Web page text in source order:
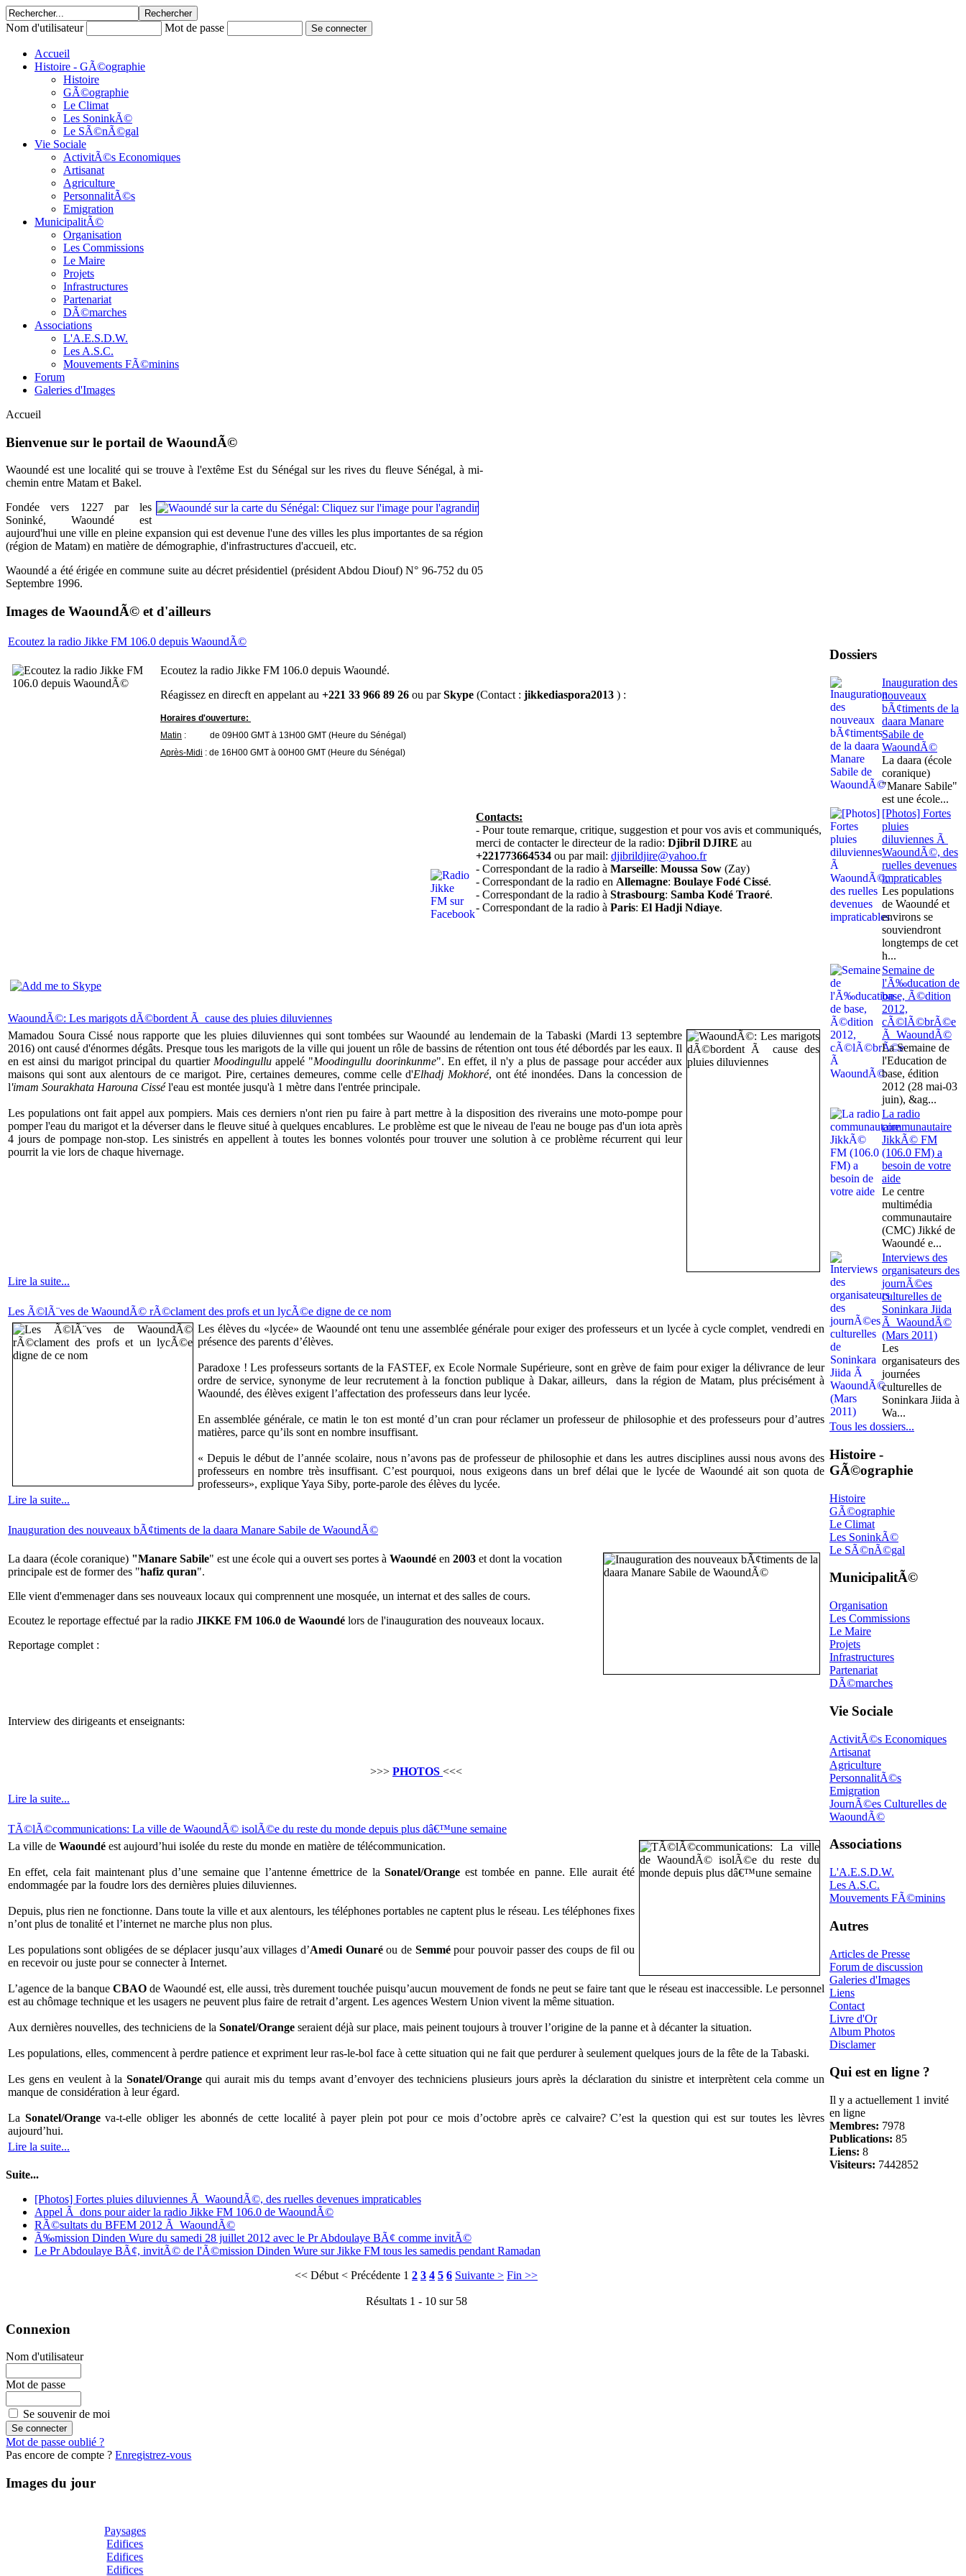
Nom d'utilisateur Mot de passe
Accueil
Histoire - GÃ©ographie
Histoire
GÃ©ographie
Le Climat
Les SoninkÃ©
Le SÃ©nÃ©gal
Vie Sociale
ActivitÃ©s Economiques
Artisanat
Agriculture
PersonnalitÃ©s
Emigration
MunicipalitÃ©
Organisation
Les Commissions
Le Maire
Projets
Infrastructures
Partenariat
DÃ©marches
Associations
L'A.E.S.D.W.
Les A.S.C.
Mouvements FÃ©minins
Forum
Galeries d'Images
Accueil
Bienvenue sur le portail de WaoundÃ©
Waoundé est une localité qui se trouve à l'extême Est du Sénégal sur les rives du fleuve Sénégal, à mi-
chemin entre Matam et Bakel.
Fondée vers 1227 par les
Soninké, Waoundé est
aujourd'hui une ville en pleine expansion qui est devenue l'une des villes les plus importantes de sa région
(région de Matam) en matière de démographie, d'infrastructures d'accueil, etc.
Waoundé a été érigée en commune suite au décret présidentiel (président Abdou Diouf) N° 96-752 du 05
Septembre 1996.
Images de WaoundÃ© et d'ailleurs
Ecoutez la radio Jikke FM 106.0 depuis WaoundÃ©
Ecoutez la radio Jikke FM 106.0 depuis Waoundé.
Réagissez en direcft en appelant au +221 33 966 89 26 ou parSkype (Contact : jikkediaspora2013 ) :
Horaires d'ouverture:
Matin : de 09H00 GMT à 13H00 GMT (Heure du Sénégal)
Après-Midi : de 16H00 GMT à 00H00 GMT (Heure du Sénégal)
Contacts:
- Pour toute remarque, critique, suggestion et pour vos avis et communiqués,
merci de contacter le directeur de la radio: Djibril DJIRE au
+221773664534 ou par mail: djibrildjire@yahoo.fr
- Correspondant de la radio à Marseille: Moussa Sow (Zay)
- Correspondant de la radio en Allemagne: Boulaye Fodé Cissé.
- Correspondant de la radio à Strasbourg: Samba Kodé Traoré.
- Correspondant de la radio à Paris: El Hadji Ndiaye.
WaoundÃ©: Les marigots dÃ©bordent Ã cause des pluies diluviennes
Mamadou Soura Cissé nous rapporte que les pluies diluviennes qui sont tombées sur Waoundé au lendemain de la Tabaski (Mardi 13 septembre
2016) ont causé d'énormes dégâts. Presque tous les marigots de la ville qui jouent un rôle de bassins de rétention ont tous été débordés par les eaux. Il
en est ainsi du marigot principal du quartier Moodingulluappelé "Moodingullu doorinkunme". En effet, il n'y a plus de passage pour accéder aux
maisons qui sont aux alentours de ce marigot. Pire, certaines demeures, comme celle d'Elhadj Mokhoré, ont été inondées. Dans la concession de
l'imam Sourakhata Harouna Cissél'eau est montée jusqu'à 1 mètre dans l'entrée principale.
Les populations ont fait appel aux pompiers. Mais ces derniers n'ont rien pu faire à part mettre à la disposition des riverains une moto-pompe pour
pomper l'eau du marigot et la déverser dans le fleuve situé à quelques encablures. Le problème est que le niveau de l'eau ne bouge pas d'un iota après
4 jours de pompage non-stop. Les sinistrés en appellent à toutes les bonnes volontés pour trouver une solution à ce problème récurrent qui leur
pourrit la vie lors de chaque hivernage.
Lire la suite...
Les Ã©lÃ¨ves de WaoundÃ© rÃ©clament des profs et un lycÃ©e digne de ce nom
Les élèves du «lycée» de Waoundé ont tenu une assemblée générale pour exiger des professeurs et un lycée à cycle complet, vendredi en
présence des parents d’élèves.
Paradoxe ! Les professeurs sortants de la FASTEF, ex Ecole Normale Supérieure, sont en grève de faim pour exiger la délivrance de leur
ordre de service, synonyme de leur recrutement à la fonction publique à Dakar, ailleurs, dans la région de Matam, plus précisément à
Waoundé, des élèves exigent l’affectation des professeurs dans leur lycée.
En assemblée générale, ce matin le ton est monté d’un cran pour réclamer un professeur de philosophie et des professeurs pour d’autres
matières, parce qu’ils sont en nombre insuffisant.
« Depuis le début de l’année scolaire, nous n’avons pas de professeur de philosophie et dans les autres disciplines aussi nous avons des
professeurs en nombre très insuffisant. C’est pourquoi, nous exigeons dans un bref délai que le lycée de Waoundé ait son quota de
professeurs», explique Yaya Siby, porte-parole des élèves du lycée.
Lire la suite...
Inauguration des nouveaux bÃ¢timents de la daara Manare Sabile de WaoundÃ©
La daara (école coranique) "Manare Sabile" est une école qui a ouvert ses portes à Waoundé en 2003 et dont la vocation
principale est de former des "hafiz quran".
Elle vient d'emmenager dans ses nouveaux locaux qui comprennent une mosquée, un internat et des salles de cours.
Ecoutez le reportage effectué par la radio JIKKE FM 106.0 de Waoundé lors de l'inauguration des nouveaux locaux.
Reportage complet :
Interview des dirigeants et enseignants:
>>> PHOTOS <<<
Lire la suite...
TÃ©lÃ©communications: La ville de WaoundÃ© isolÃ©e du reste du monde depuis plus dâ€™une semaine
La ville de Waoundé est aujourd’hui isolée du reste du monde en matière de télécommunication.
En effet, cela fait maintenant plus d’une semaine que l’antenne émettrice de laSonatel/Orange est tombée en panne. Elle aurait été
endommagée par la foudre lors des dernières pluies diluviennes.
Depuis, plus rien ne fonctionne. Dans toute la ville et aux alentours, les téléphones portables ne captent plus le réseau. Les téléphones fixes
n’ont plus de tonalité et l’internet ne marche plus non plus.
Les populations sont obligées de se déplacer jusqu’aux villages d’Amedi Ounaréou de Semmépour pouvoir passer des coups de fil ou
en recevoir ou juste pour se connecter à Internet.
L’agence de la banqueCBAOde Waoundé est, elle aussi, très durement touchée puisqu’aucun mouvement de fonds ne peut se faire tant que le réseau est inaccessible. Le personnel
est au chômage technique et les usagers ne peuvent plus faire de retrait d’argent. Les agences Western Union vivent la même situation.
Aux dernières nouvelles, des techniciens de la Sonatel/Orange seraient déjà sur place, mais peinent toujours à trouver l’origine de la panne et à décanter la situation.
Les populations, elles, commencent à perdre patience et expriment leur ras-le-bol face à cette situation qui ne fait que perdurer à seulement quelques jours de la fête de la Tabaski.
Les gens en veulent à la Sonatel/Orangequi aurait mis du temps avant d’envoyer des techniciens plusieurs jours après la déclaration du sinistre et interprètent cela comme un
manque de considération à leur égard.
La Sonatel/Orangeva-t-elle obliger les abonnés de cette localité à payer plein pot pour ce mois d’octobre après ce calvaire? C’est la question qui est sur toutes les lèvres
aujourd’hui.
Lire la suite...
Suite...
[Photos] Fortes pluies diluviennes Ã WaoundÃ©, des ruelles devenues impraticables
Appel Ã dons pour aider la radio Jikke FM 106.0 de WaoundÃ©
RÃ©sultats du BFEM 2012 Ã WaoundÃ©
Ã‰mission Dinden Wure du samedi 28 juillet 2012 avec le Pr Abdoulaye BÃ¢ comme invitÃ©
Le Pr Abdoulaye BÃ¢, invitÃ© de l'Ã©mission Dinden Wure sur Jikke FM tous les samedis pendant Ramadan
<< Début < Précédente 1 2 3 4 5 6 Suivante > Fin >>
Résultats 1 - 10 sur 58
Dossiers
Inauguration des
nouveaux
bÃ¢timents de la
daara Manare
Sabile de
WaoundÃ©
La daara (école
coranique)
"Manare Sabile"
est une école...
[Photos] Fortes
pluies
diluviennes Ã
WaoundÃ©, des
ruelles devenues
impraticables
Les populations
de Waoundé et
environs se
souviendront
longtemps de cet
h...
Semaine de
l'Ã‰ducation de
base, Ã©dition
2012,
cÃ©lÃ©brÃ©e
Ã WaoundÃ©
La Semaine de
l'Education de
base, édition
2012 (28 mai-03
juin), &ag...
La radio
communautaire
JikkÃ© FM
(106.0 FM) a
besoin de votre
aide
Le centre
multimédia
communautaire
(CMC) Jikké de
Waoundé e...
Interviews des
organisateurs des
journÃ©es
culturelles de
Soninkara Jiida
Ã WaoundÃ©
(Mars 2011)
Les
organisateurs des
journées
culturelles de
Soninkara Jiida à
Wa...
Tous les dossiers...
Histoire -
GÃ©ographie
Histoire
GÃ©ographie
Le Climat
Les SoninkÃ©
Le SÃ©nÃ©gal
MunicipalitÃ©
Organisation
Les Commissions
Le Maire
Projets
Infrastructures
Partenariat
DÃ©marches
Vie Sociale
ActivitÃ©s Economiques
Artisanat
Agriculture
PersonnalitÃ©s
Emigration
JournÃ©es Culturelles de
WaoundÃ©
Associations
L'A.E.S.D.W.
Les A.S.C.
Mouvements FÃ©minins
Autres
Articles de Presse
Forum de discussion
Galeries d'Images
Liens
Contact
Livre d'Or
Album Photos
Disclamer
Qui est en ligne ?
Il y a actuellement 1 invité
en ligne
Membres: 7978
Publications: 85
Liens: 8
Visiteurs: 7442852
Connexion
Nom d'utilisateur
Mot de passe
Se souvenir de moi
Mot de passe oublié ?
Pas encore de compte ?Enregistrez-vous
Images du jour
Paysages
Edifices
Edifices
Edifices